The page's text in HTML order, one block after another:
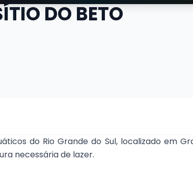
DO BETO
do Rio Grande do Sul, localizado em
necessária de lazer.